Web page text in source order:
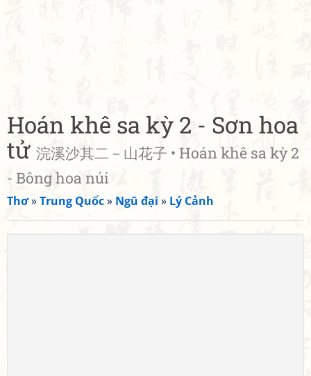
Hoán khê sa kỳ 2 - Sơn hoa
tử 浣溪沙其二－山花子 • Hoán khê sa kỳ 2
- Bông hoa núi
Thơ»Trung Quốc» Ngũ đại » Lý Cảnh